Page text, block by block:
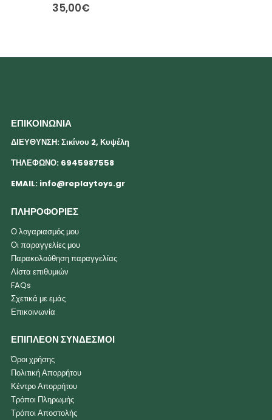
35,00€
ΕΠΙΚΟΙΝΩΝΙΑ
ΔΙΕΥΘΥΝΣΗ: Σικίνου 2, Κυψέλη
ΤΗΛΕΦΩΝΟ: 6945987558
EMAIL: info@replaytoys.gr
ΠΛΗΡΟΦΟΡΙΕΣ
Ο λογαριασμός μου
Οι παραγγελίες μου
Παρακολούθηση παραγγελίας
Λίστα επιθυμιών
FAQs
Σχετικά με εμάς
Επικοινωνία
ΕΠΙΠΛΕΟΝ ΣΥΝΔΕΣΜΟΙ
Όροι χρήσης
Πολιτική Απορρήτου
Κέντρο Απορρήτου
Τρόποι Πληρωμής
Τρόποι Αποστολής